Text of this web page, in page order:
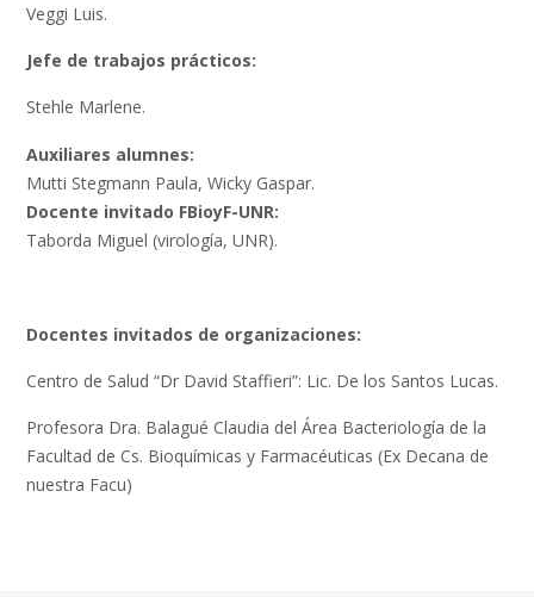
Veggi Luis.
Jefe de trabajos prácticos:
Stehle Marlene.
Auxiliares alumnes:
Mutti Stegmann Paula, Wicky Gaspar.
Docente invitado FBioyF-UNR:
Taborda Miguel (virología, UNR).
Docentes invitados de organizaciones:
Centro de Salud “Dr David Staffieri”: Lic. De los Santos Lucas.
Profesora Dra. Balagué Claudia del Área Bacteriología de la
Facultad de Cs. Bioquímicas y Farmacéuticas (Ex Decana de
nuestra Facu)